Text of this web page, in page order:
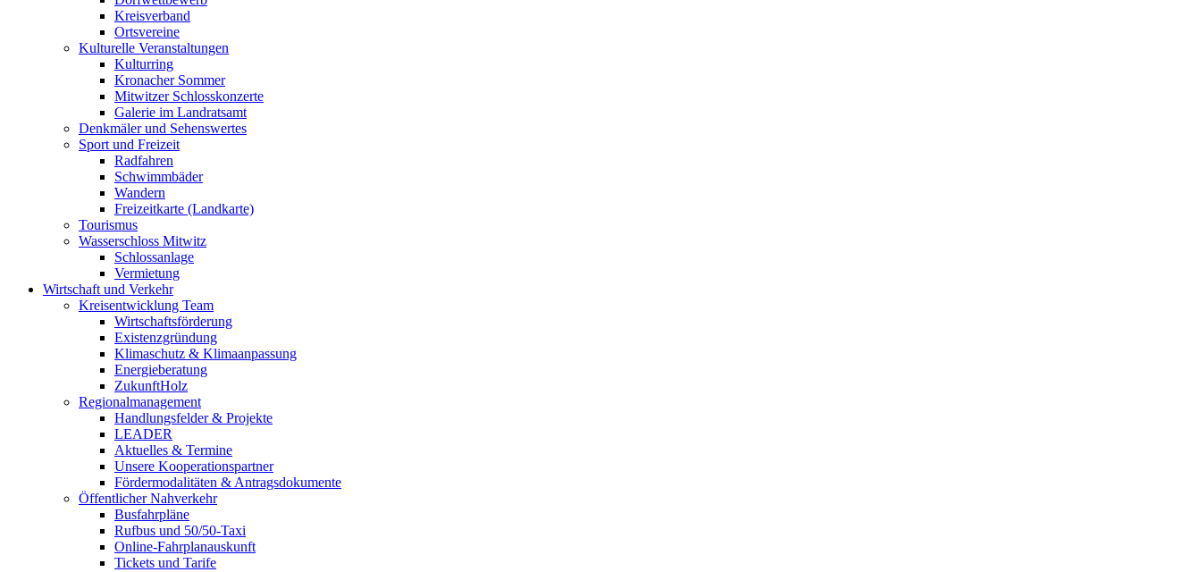
Kreisverband
Ortsvereine
Kulturelle Veranstaltungen
Kulturring
Kronacher Sommer
Mitwitzer Schlosskonzerte
Galerie im Landratsamt
Denkmäler und Sehenswertes
Sport und Freizeit
Radfahren
Schwimmbäder
Wandern
Freizeitkarte (Landkarte)
Tourismus
Wasserschloss Mitwitz
Schlossanlage
Vermietung
Wirtschaft und Verkehr
Kreisentwicklung Team
Wirtschaftsförderung
Existenzgründung
Klimaschutz & Klimaanpassung
Energieberatung
ZukunftHolz
Regionalmanagement
Handlungsfelder & Projekte
LEADER
Aktuelles & Termine
Unsere Kooperationspartner
Fördermodalitäten & Antragsdokumente
Öffentlicher Nahverkehr
Busfahrpläne
Rufbus und 50/50-Taxi
Online-Fahrplanauskunft
Tickets und Tarife